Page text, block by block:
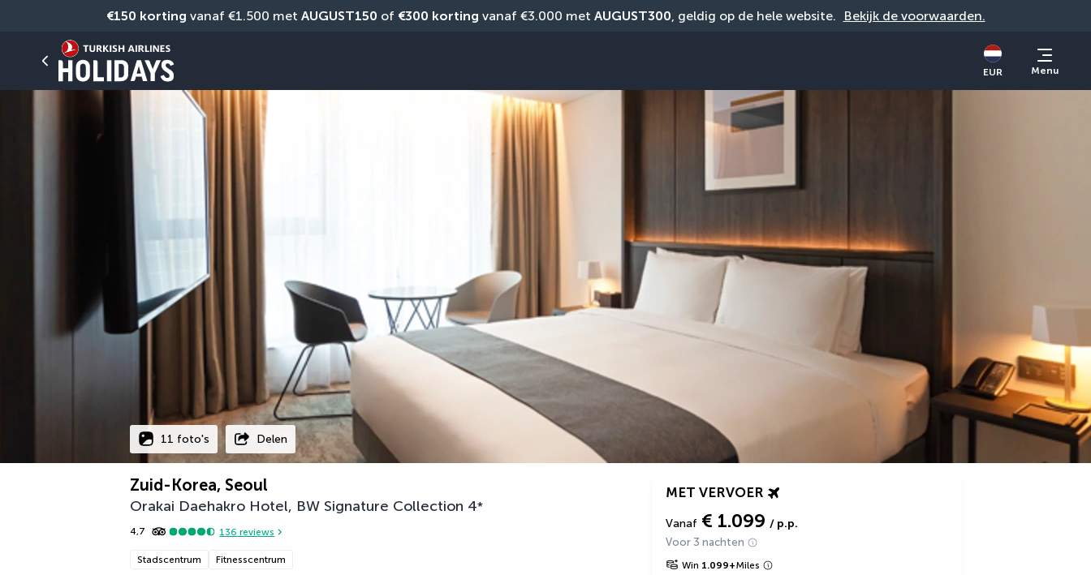
€150 korting vanaf €1.500 met AUGUST150 of €300 korting vanaf €3.000 met AUGUST300, geldig op de hele website. Bekijk de voorwaarden.
EUR Menu
11 foto's Delen
Zuid-Korea, Seoul
Orakai Daehakro Hotel, BW Signature Collection 4*
4,7 136 reviews
Stadscentrum Fitnesscentrum
MET VERVOER
Vanaf € 1.099 / p.p.
Voor 3 nachten
Win 1.099+Miles